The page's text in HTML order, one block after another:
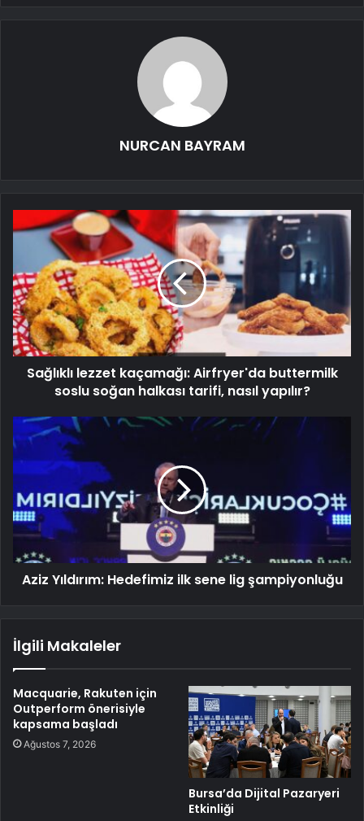
NURCAN BAYRAM
Sağlıklı lezzet kaçamağı: Airfryer'da buttermilk
soslu soğan halkası tarifi, nasıl yapılır?
Aziz Yıldırım: Hedefimiz ilk sene lig şampiyonluğu
İlgili Makaleler
Macquarie, Rakuten için
Outperform önerisiyle
kapsama başladı
Ağustos 7, 2026
Bursa’da Dijital Pazaryeri
Etkinliği